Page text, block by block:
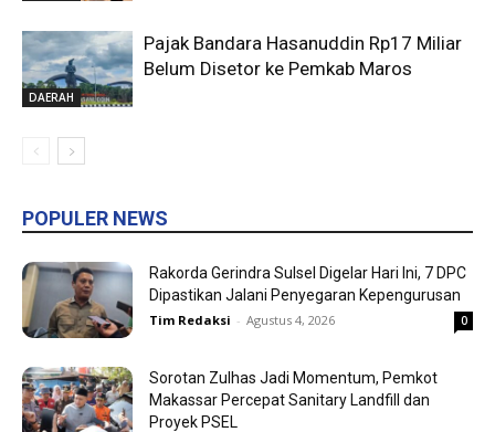
DAERAH
Pajak Bandara Hasanuddin Rp17 Miliar
Belum Disetor ke Pemkab Maros
POPULER NEWS
Rakorda Gerindra Sulsel Digelar Hari Ini, 7 DPC
Dipastikan Jalani Penyegaran Kepengurusan
Tim Redaksi - Agustus 4, 2026 0
Sorotan Zulhas Jadi Momentum, Pemkot
Makassar Percepat Sanitary Landfill dan
Proyek PSEL